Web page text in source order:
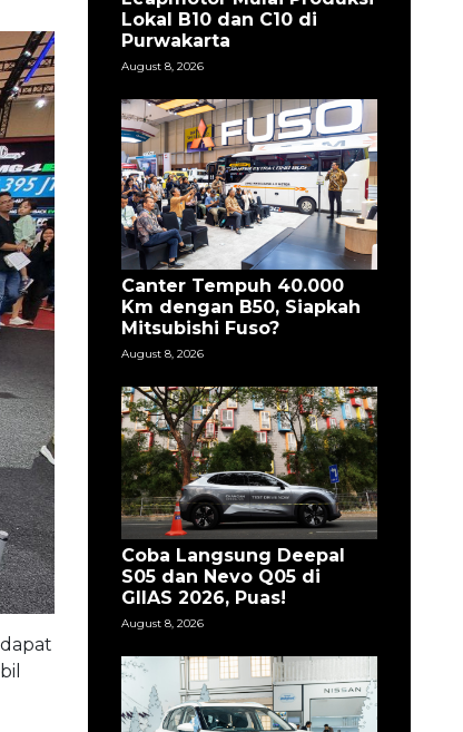
Layanan Aftersales Isuzu
Diperkuat Untuk
Optimalkan Operasional
Bisnis Pelanggan
Harga Resmi MG ZS
Hybrid+ di Bawah Rp 300
Juta
August 8, 2026
Leapmotor Mulai Produksi
Lokal B10 dan C10 di
Purwakarta